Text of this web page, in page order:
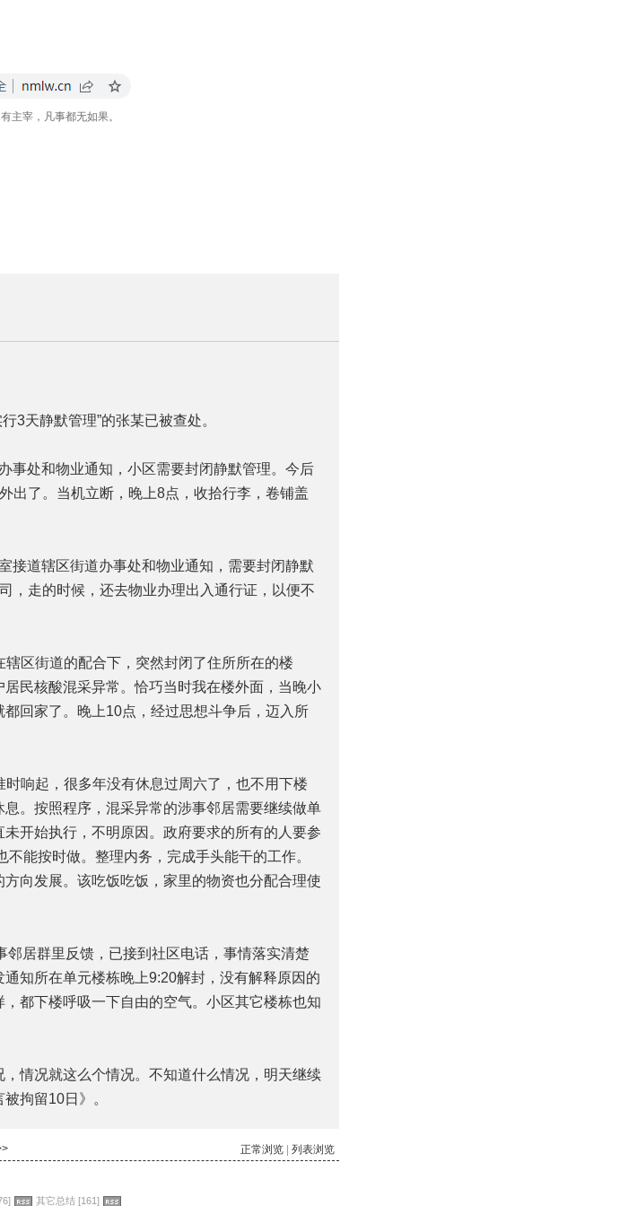
主宰，凡事都无如果。
天静默管理”的张某已被查处。
处和物业通知，小区需要封闭静默管理。今后
出了。当机立断，晚上8点，收拾行李，卷铺盖
道辖区街道办事处和物业通知，需要封闭静默
，走的时候，还去物业办理出入通行证，以便不
区街道的配合下，突然封闭了住所所在的楼
民核酸混采异常。恰巧当时我在楼外面，当晚小
回家了。晚上10点，经过思想斗争后，迈入所
起，很多年没有休息过周六了，也不用下楼
。按照程序，混采异常的涉事邻居需要继续做单
开始执行，不明原因。政府要求的所有的人要参
能按时做。整理内务，完成手头能干的工作。
向发展。该吃饭吃饭，家里的物资也分配合理使
居群里反馈，已接到社区电话，事情落实清楚
知所在单元楼栋晚上9:20解封，没有解释原因的
都下楼呼吸一下自由的空气。小区其它楼栋也知
况就这么个情况。不知道什么情况，明天继续
拘留10日》。
正常浏览 列表浏览
其它总结 [161]